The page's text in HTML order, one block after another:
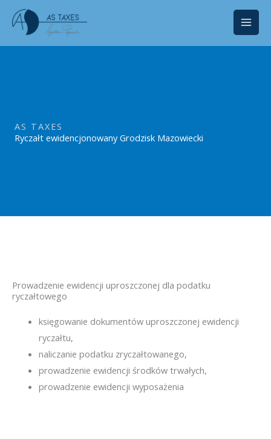
Przejdź
AS TAXES
Ryczałt ewidencjonowany Grodzisk Mazowiecki
Prowadzenie ewidencji uproszczonej dla podatku
ryczałtowego
księgowanie dokumentów uproszczonej ewidencji
ryczałtu,
naliczanie podatku zryczałtowanego,
prowadzenie ewidencji środków trwałych,
prowadzenie ewidencji wyposażenia